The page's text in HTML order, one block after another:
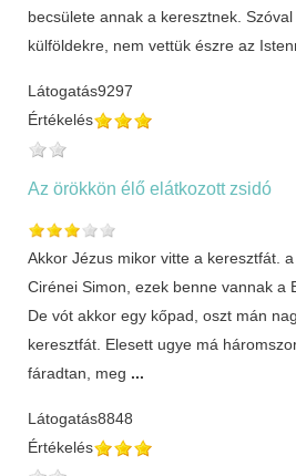
becsülete annak a keresztnek.
külföldekre, nem vettük észre az
Látogatás9297
Értékelés
Az örökkön élő elátkozott zsidó
Akkor Jézus mikor vitte a keresztfát.
Cirénei Simon, ezek benne vannak a
De vót akkor egy kőpad, oszt mán
keresztfát. Elesett ugye má
fáradtan, meg ...
Látogatás8848
Értékelés